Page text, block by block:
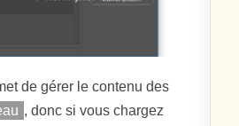
de gérer le contenu des
, donc si vous chargez